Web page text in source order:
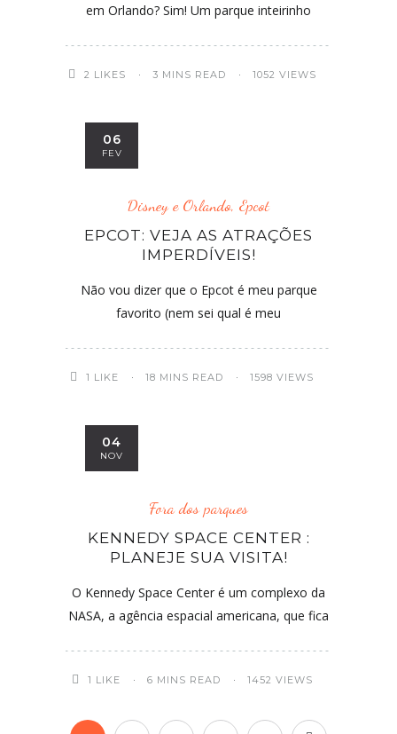
em Orlando? Sim! Um parque inteirinho
2 LIKES 3 MINS READ 1052 VIEWS
06
FEV
Disney e Orlando, Epcot
EPCOT: VEJA AS ATRAÇÕES
IMPERDÍVEIS!
Não vou dizer que o Epcot é meu parque
favorito (nem sei qual é meu
1 LIKE 18 MINS READ 1598 VIEWS
04
NOV
Fora dos parques
KENNEDY SPACE CENTER :
PLANEJE SUA VISITA!
O Kennedy Space Center é um complexo da
NASA, a agência espacial americana, que fica
1 LIKE 6 MINS READ 1452 VIEWS